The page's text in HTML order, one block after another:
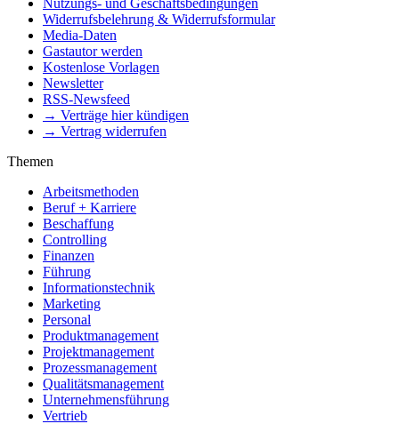
Widerrufsbelehrung & Widerrufsformular
Media-Daten
Gastautor werden
Kostenlose Vorlagen
Newsletter
RSS-Newsfeed
→ Verträge hier kündigen
→ Vertrag widerrufen
Themen
Arbeitsmethoden
Beruf + Karriere
Beschaffung
Controlling
Finanzen
Führung
Informationstechnik
Marketing
Personal
Produktmanagement
Projektmanagement
Prozessmanagement
Qualitätsmanagement
Unternehmensführung
Vertrieb